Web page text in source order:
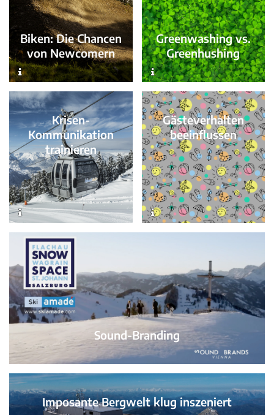
Biken: Die Chancen
von Newcomern
Greenwashing vs.
Greenhushing
Gästeverhalten
beeinflussen
Sound-Branding
Imposante Bergwelt klug inszeniert
Krisen-
Kommunikation
trainieren